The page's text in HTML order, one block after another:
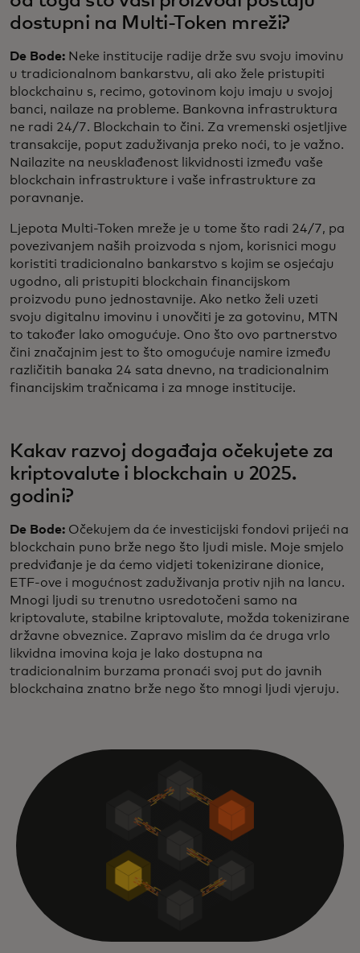
dostupni na Multi-Token mreži?
De Bode: Neke institucije radije drže svu svoju imovinu
u tradicionalnom bankarstvu, ali ako žele pristupiti
blockchainu s, recimo, gotovinom koju imaju u svojoj
banci, nailaze na probleme. Bankovna infrastruktura
ne radi 24/7. Blockchain to čini. Za vremenski osjetljive
transakcije, poput zaduživanja preko noći, to je važno.
Nailazite na neusklađenost likvidnosti između vaše
blockchain infrastrukture i vaše infrastrukture za
poravnanje.
Ljepota Multi-Token mreže je u tome što radi 24/7, pa
povezivanjem naših proizvoda s njom, korisnici mogu
koristiti tradicionalno bankarstvo s kojim se osjećaju
ugodno, ali pristupiti blockchain financijskom
proizvodu puno jednostavnije. Ako netko želi uzeti
svoju digitalnu imovinu i unovčiti je za gotovinu, MTN
to također lako omogućuje. Ono što ovo partnerstvo
čini značajnim jest to što omogućuje namire između
različitih banaka 24 sata dnevno, na tradicionalnim
financijskim tračnicama i za mnoge institucije.
Kakav razvoj događaja očekujete za
kriptovalute i blockchain u 2025.
godini?
De Bode: Očekujem da će investicijski fondovi prijeći na
blockchain puno brže nego što ljudi misle. Moje smjelo
predviđanje je da ćemo vidjeti tokenizirane dionice,
ETF-ove i mogućnost zaduživanja protiv njih na lancu.
Mnogi ljudi su trenutno usredotočeni samo na
kriptovalute, stabilne kriptovalute, možda tokenizirane
državne obveznice. Zapravo mislim da će druga vrlo
likvidna imovina koja je lako dostupna na
tradicionalnim burzama pronaći svoj put do javnih
blockchaina znatno brže nego što mnogi ljudi vjeruju.